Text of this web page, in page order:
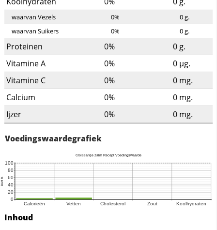
waarvan Vezels 0% 0g.
waarvan Suikers
0% 0g.
Proteinen 0% 0 g.
Vitamine A
0% 0 µg.
Vitamine C
0% 0 mg.
Calcium
0% 0 mg.
Ijzer
0% 0 mg.
Voedingswaardegrafiek
Inhoud